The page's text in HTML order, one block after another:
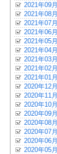
2021年09月
2021年08月
2021年07月
2021年06月
2021年05月
2021年04月
2021年03月
2021年02月
2021年01月
2020年12月
2020年11月
2020年10月
2020年09月
2020年08月
2020年07月
2020年06月
2020年05月